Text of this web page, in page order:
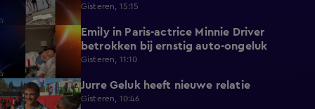
Gisteren, 15:15
Emily in Paris-actrice Minnie Driver
betrokken bij ernstig auto-ongeluk
Gisteren, 11:10
1:12 Jurre Geluk heeft nieuwe relatie
Gisteren, 10:46